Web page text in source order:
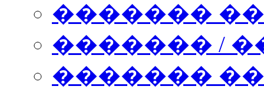
�������
������� /
�������